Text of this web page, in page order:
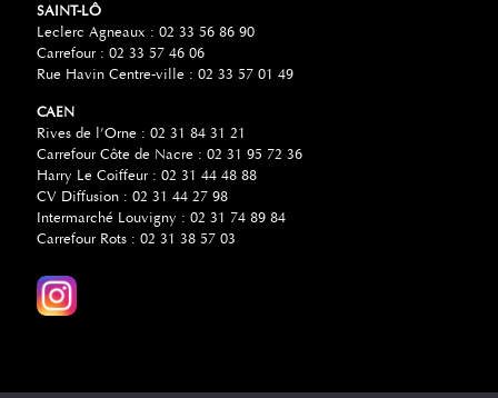
SAINT-LÔ
Leclerc Agneaux : 02 33 56 86 90
Carrefour : 02 33 57 46 06
Rue Havin Centre-ville : 02 33 57 01 49
CAEN
Rives de l’Orne : 02 31 84 31 21
Carrefour Côte de Nacre : 02 31 95 72 36
Harry Le Coiffeur : 02 31 44 48 88
CV Diffusion : 02 31 44 27 98
Intermarché Louvigny : 02 31 74 89 84
Carrefour Rots : 02 31 38 57 03